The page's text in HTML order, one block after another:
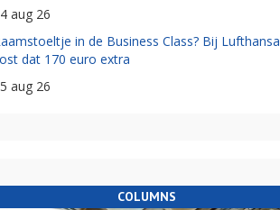
aug 26
in de Business Class? Bij Lufthansa
dat 170 euro extra
aug 26
COLUMNS